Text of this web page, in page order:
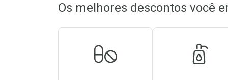
Os melhores descontos você